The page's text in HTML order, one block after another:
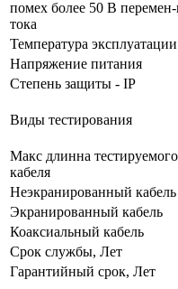
помех более 50 В перемен-
тока
Температура эксплуатации
Напряжение питания
Степень защиты - IP
Виды тестирования
Макс длинна тестируемого
кабеля
Неэкранированный кабель
Экранированный кабель
Коаксиальный кабель
Срок службы, Лет
Гарантийный срок, Лет